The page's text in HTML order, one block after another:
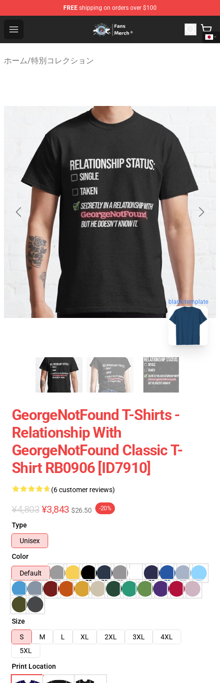
FREE shipping on orders over $100
Open menu
GeorgeNotFound Store - Official GeorgeNotFound
ホーム/特別コレクション
blank template
GeorgeNotFound T-Shirts -
Relationship With
GeorgeNotFound Classic T-
Shirt RB0906 [ID7910]
(6 customer reviews)
¥4,803 ¥3,843 $26.50 -20%
Type
Unisex
Color
Default
Size
S
M L XL 2XL 3XL
4XL
5XL
Print Location